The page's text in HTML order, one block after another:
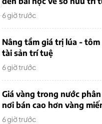
6 giờ trước
Nâng tầm giá trị lúa - tôm
tài sản trí tuệ
6 giờ trước
Giá vàng trong nước
nơi bán cao hơn vàng
6 giờ trước